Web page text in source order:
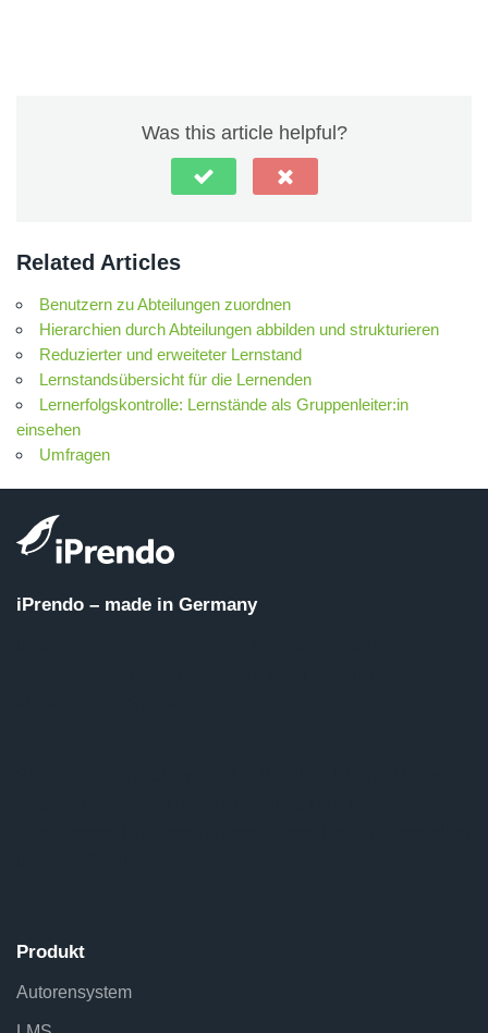
Was this article helpful?
Related Articles
Benutzern zu Abteilungen zuordnen
Hierarchien durch Abteilungen abbilden und strukturieren
Reduzierter und erweiteter Lernstand
Lernstandsübersicht für die Lernenden
Lernerfolgskontrolle: Lernstände als Gruppenleiter:in
einsehen
Umfragen
iPrendo – made in Germany
Produkt
Autorensystem